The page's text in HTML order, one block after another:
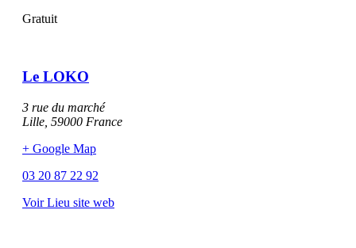
Gratuit
Le LOKO
3 rue du marché
Lille 59000 France
+ Google Map
03 20 87 22 92
Voir Lieu site web